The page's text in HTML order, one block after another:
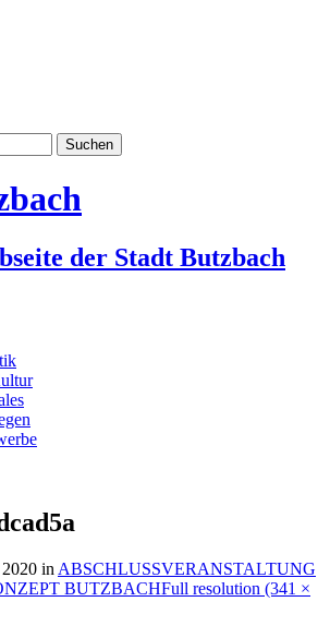
der Stadt Butzbach
in ABSCHLUSSVERANSTALTUNG
BUTZBACHFull resolution (341 ×